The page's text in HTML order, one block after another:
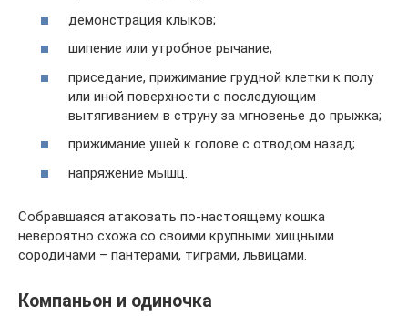
демонстрация клыков;
шипение или утробное рычание;
приседание, прижимание грудной клетки к полу
или иной поверхности с последующим
вытягиванием в струну за мгновенье до прыжка;
прижимание ушей к голове с отводом назад;
напряжение мышц.
Собравшаяся атаковать по-настоящему кошка
невероятно схожа со своими крупными хищными
сородичами – пантерами, тиграми, львицами.
Компаньон и одиночка